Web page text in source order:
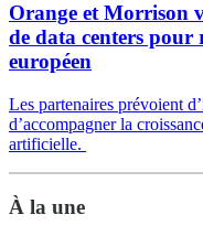
Orange et Morrison
de data centers pour
européen
Les partenaires prévoient
d’accompagner la
artificielle.
À la une